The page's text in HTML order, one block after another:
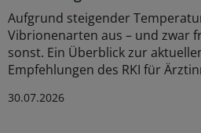
Aufgrund steigender
Vibrionenarten aus – und zwar
sonst. Ein Überblick zur
Empfehlungen des RKI für
30.07.2026